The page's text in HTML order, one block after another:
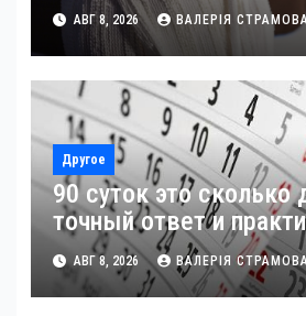
АВГ 8, 2026 ВАЛЕРІЯ
Другое
90 суток это сколько
точный ответ и
применение
АВГ 8, 2026 ВАЛЕРІЯ